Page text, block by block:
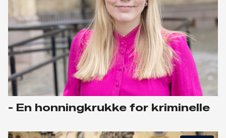
- En honningkrukke for kriminelle